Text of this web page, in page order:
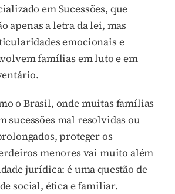
em Sucessões, que
apenas a letra da lei, mas
emocionais e
famílias em luto e em
o Brasil, onde muitas famílias
sucessões mal resolvidas ou
proteger os
menores vai muito além
jurídica: é uma questão de
social, ética e familiar.